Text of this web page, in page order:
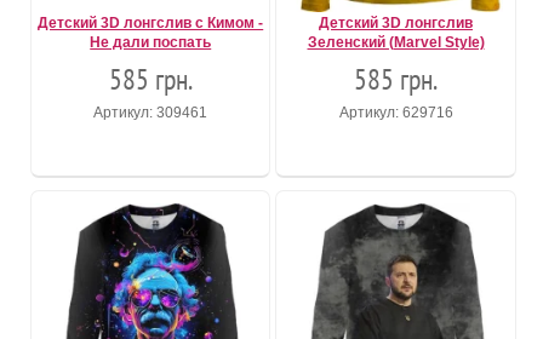
Детский 3D лонгслив с Кимом -
Не дали поспать
585 грн.
Артикул: 309461
Детский 3D лонгслив
Зеленский (Marvel Style)
585 грн.
Артикул: 629716